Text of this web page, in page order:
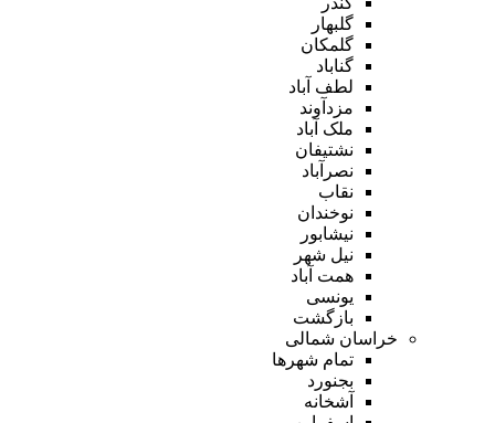
گلبهار
گلمکان
گناباد
لطف آباد
مزدآوند
ملک آباد
نشتیفان
نصرآباد
نقاب
نوخندان
نیشابور
نیل شهر
همت آباد
یونسی
بازگشت
خراسان شمالی
تمام شهر‌ها
بجنورد
آشخانه